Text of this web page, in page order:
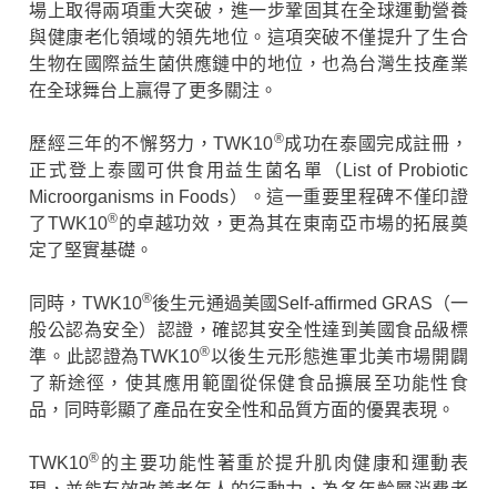
場上取得兩項重大突破，進一步鞏固其在全球運動營養
與健康老化領域的領先地位。這項突破不僅提升了生合
生物在國際益生菌供應鏈中的地位，也為台灣生技產業
在全球舞台上贏得了更多關注。
歷經三年的不懈努力，TWK10®成功在泰國完成註冊，
正式登上泰國可供食用益生菌名單（List of Probiotic
Microorganisms in Foods）。這一重要里程碑不僅印證
了TWK10®的卓越功效，更為其在東南亞市場的拓展奠
定了堅實基礎。
同時，TWK10®後生元通過美國Self-affirmed GRAS（一
般公認為安全）認證，確認其安全性達到美國食品級標
準。此認證為TWK10®以後生元形態進軍北美市場開闢
了新途徑，使其應用範圍從保健食品擴展至功能性食
品，同時彰顯了產品在安全性和品質方面的優異表現。
TWK10® 的主要功能性著重於提升肌肉健康和運動表